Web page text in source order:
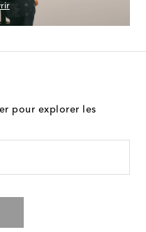
pour explorer les